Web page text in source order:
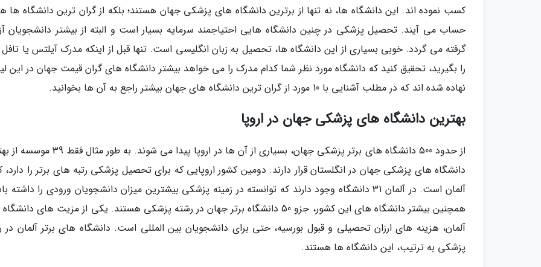
کسب نموده اند. این دانشگاه ها، نه تنها از برترین دانشگاه های پزشکی جهان هستند؛ بلکه از گران ترین دانشگاه ها
حساب می آیند. تحصیل پزشکی در چنین دانشگاه هایی احتیاجمند سرمایه بسیار است و البته از بیشتر دانشجویان
گرفته می گردد. خوبی بسیاری از این دانشگاه ها، تحصیل به زبان انگلیسی است. تنها قبل از اینکه مدرک آیلتس یا
را بگیرید، تحقیق کنید که دانشگاه مورد نظر شما کدام مدرک را می خواهد.بیشتر دانشگاه های گران قیمت جهان در این
نهاده شده اند که در مطلب آشنایی با 10 مورد از گران ترین دانشگاه های جهان بیشتر راجع به آن ها بخوانید.
بهترین دانشگاه های پزشکی جهان در اروپا
از حدود 500 دانشگاه های برتر پزشکی جهان، بسیاری از آن ها در اروپا پیدا می شوند.
دانشگاه های پزشکی جهان در انگلستان قرار دارند. دومین کشور اروپایی که برای تحصیل پزشکی رتبه های برتر را دارد،
آلمان است. در آلمان 31 دانشگاه وجود دارند که توانسته در زمینه پزشکی بیشترین میزان دانشجویان ورودی را داشته
همچنین بیشتر دانشگاه های این کشور، جزو 50 دانشگاه برتر جهان در رشته پزشکی هستند. یکی از مزیت های
آلمان، هزینه های ارزان تحصیلی و قبول بورسیه، حتی برای دانشجویان بین المللی است. دانشگاه های برتر آلمان در
پزشکی به ترتیب، این دانشگاه ها هستند.